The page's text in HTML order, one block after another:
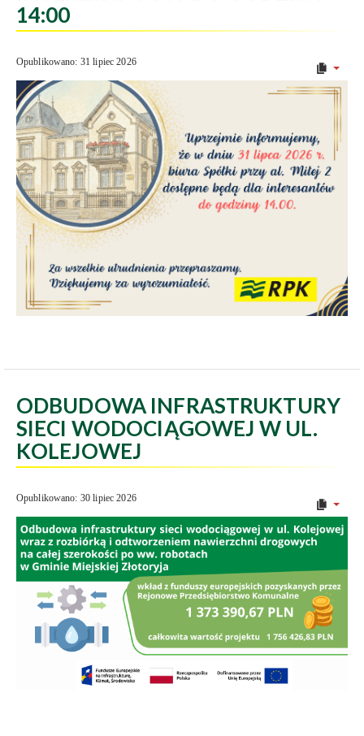
14:00
Opublikowano: 31 lipiec 2026
ODBUDOWA INFRASTRUKTURY
SIECI WODOCIĄGOWEJ W UL.
KOLEJOWEJ
Opublikowano: 30 lipiec 2026